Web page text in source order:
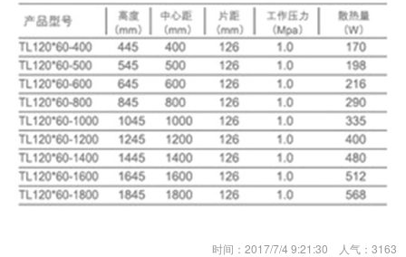
时间： 2017/7/4 9:21:30 人气： 3163